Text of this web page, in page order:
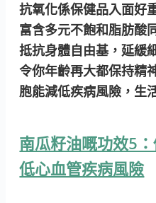
抗氧化係保健品入面好
富含多元不飽和脂肪酸
抵抗身體自由基，延緩
令你年齡再大都保持精
胞能減低疾病風險，生
南瓜籽油嘅功效5
低心血管疾病風險